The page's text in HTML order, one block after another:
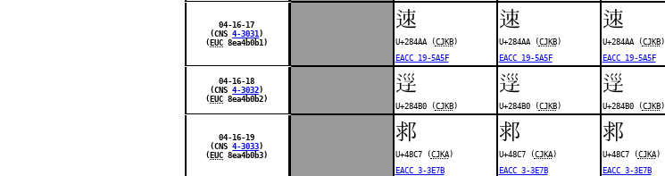
04-16-17
(CNS4-3031 )
( EUC 8ea4b0b1)
𨒪
U+284AA (CJKB)
EACC 19-5A5F
𨒪
U+284AA (CJKB)
EACC 19-5A5F
𨒪
U+284AA (CJKB)
EACC 19-5A5F
04-16-18
(CNS4-3032 )
( EUC 8ea4b0b2)
𨒰
U+284B0 (CJKB)
𨒰
U+284B0 (CJKB)
𨒰
U+284B0 (CJKB)
04-16-19
(CNS4-3033 )
( EUC 8ea4b0b3)
䣇
U+48C7 (CJKA)
EACC 3-3E7B
䣇
U+48C7 (CJKA)
EACC 3-3E7B
䣇
U+48C7 (CJKA)
EACC 3-3E7B